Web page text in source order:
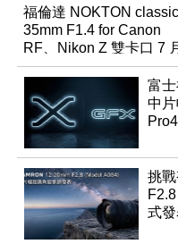
福倫達 NOKTON classic
35mm F1.4 for Canon
RF、Nikon Z 雙卡口 7
同步登台
富
中
挑
式